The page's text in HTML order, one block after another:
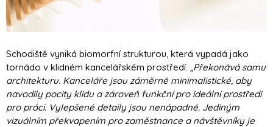
Schodiště vyniká biomorfní strukturou, která vypadá jako
tornádo v klidném kancelářském prostředí. „Překonává samu
architekturu. Kanceláře jsou záměrně minimalistické, aby
navodily pocity klidu a zároveň funkční pro ideální prostředí
pro práci. Vylepšené detaily jsou nenápadné. Jediným
vizuálním překvapením pro zaměstnance a návštěvníky je